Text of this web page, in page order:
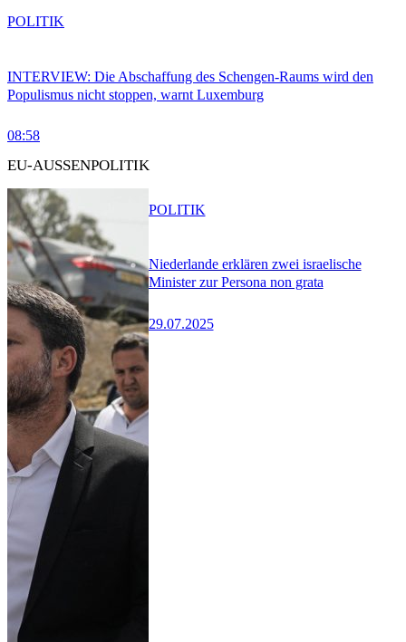
INTERVIEW: Die Abschaffung des Schengen-Raums wird den
Populismus nicht stoppen, warnt Luxemburg
08:58
POLITIK
EU-AUSSENPOLITIK
Niederlande erklären zwei israelische
Minister zur Persona non grata
29.07.2025
POLITIK